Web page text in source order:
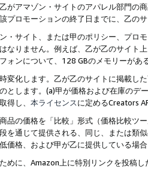
がアマゾン・サイトのアパレル部門の
プロモーションの終了日までに、乙の
・サイト、または甲のポリシー、プロ
なりません。例えば、乙が乙のサイト
ォンについて、128 GBのメモリーがあ
変化します。乙が乙のサイトに掲載し
とします。(a)甲が価格および在庫の
得し、 本ライセンスに定めるCreators
品の価格を「比較」形式（価格比較ツ
を通じて提供される、同じ、または類
価格、および甲が乙に提供している場
めに、Amazon上に特別リンクを投稿